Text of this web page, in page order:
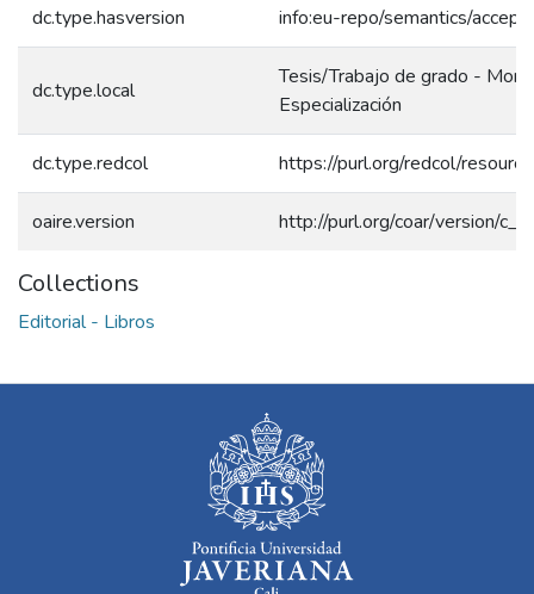
dc.type.hasversion info:eu-repo/semantics/
dc.type.local
Tesis/Trabajo de grado -
Especialización
dc.type.redcol https://purl.org/redcol/
oaire.version http://purl.org/coar/version/
Collections
Editorial - Libros